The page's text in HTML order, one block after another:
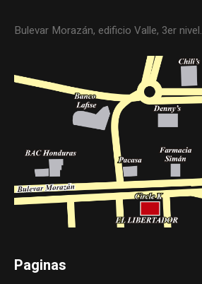
Bulevar Morazán, edificio Valle, 3er nivel.
Paginas